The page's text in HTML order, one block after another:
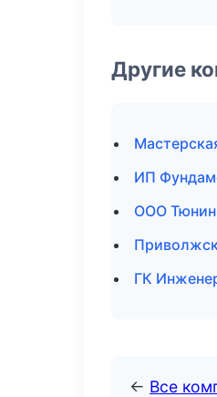
Другие
ИП
ООО
ГК
← Все